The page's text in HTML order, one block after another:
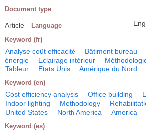
Document type
Article Language
Keyword (fr)
Analyse coût efficacité Bâtiment bureau
énergie
Eclairage intérieur
Tableur
Etats Unis Amérique du Nord
Keyword (en)
Cost efficiency analysis Office building
Indoor lighting
Methodology
United States
North America America
Keyword (es)